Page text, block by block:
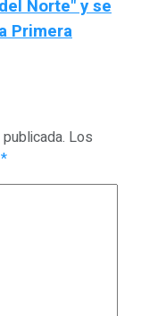
Norte" y se
Primera
Los
*